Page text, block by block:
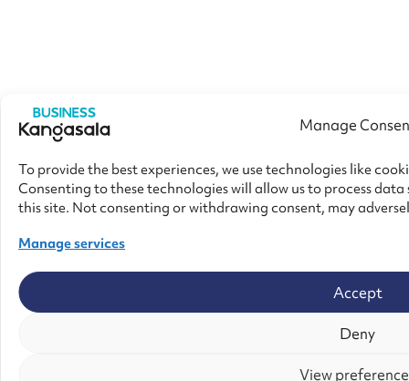
Manage
To provide the best experiences, we use technologies like
Consenting to these technologies will allow us to process
this site. Not consenting or withdrawing consent, may
Manage services
Accept
Deny
View